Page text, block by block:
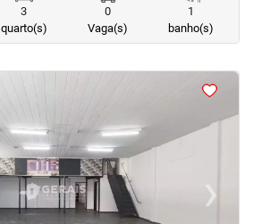
3
quarto(s)
0
Vaga(s)
1
banho(s)
›Next